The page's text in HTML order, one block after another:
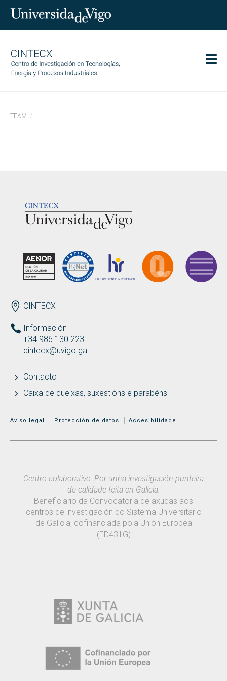
Investigación
Igualdade
ES EN Search
por:
BUSCAR
TEAM
ENDEREZO
CINTECX
Información
+34 986 130 223
cintecx@uvigo.gal
Contacto
Caixa de queixas, suxestións e parabéns
MENÚ ADICIONAL
Aviso legal Protección de datos Accesibilidade
Centro colaborativo: Por unha investigación punteira
de calidade feita en Galicia.
Beneficiario da Convocatoria de axudas aos
centros de investigación do Sistema Universitario
de Galicia, cofinanciada pola Unión Europea
(ED431G)